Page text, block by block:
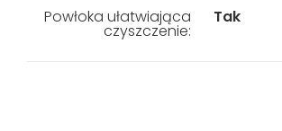
Powłoka ułatwiająca
czyszczenie:
Tak